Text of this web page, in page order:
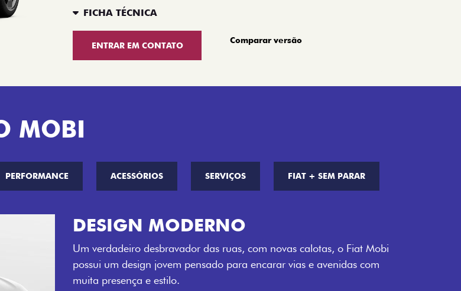
FICHA TÉCNICA
ENTRAR EM CONTATO
Comparar versão
MOBI
PERFORMANCE ACESSÓRIOS SERVIÇOS FIAT + SEM PARAR
CINCO OPÇÕES DE CORES
O Fiat Mobi tem sempre uma opção de cor que é a sua cara. Escolha
entre o Preto Vulcano, Vermelho Montecarlo, Branco Banchisa, Prata
Bari e Cinza Silverstone.